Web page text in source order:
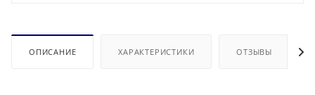
ОПИСАНИЕ ХАРАКТЕРИСТИКИ ОТЗЫВЫ